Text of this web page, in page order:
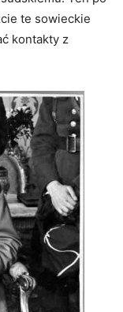
te sowieckie
kontakty z